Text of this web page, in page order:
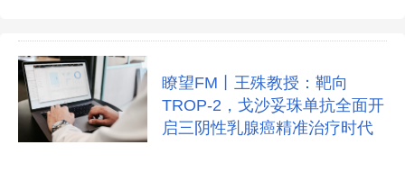
瞭望FM丨王殊教授：靶向
TROP-2，戈沙妥珠单抗全面开
启三阴性乳腺癌精准治疗时代